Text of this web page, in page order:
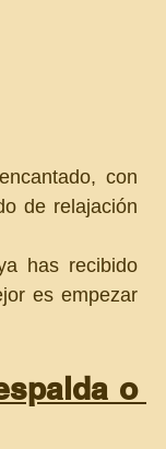
con
de relajación
has recibido
es empezar
o